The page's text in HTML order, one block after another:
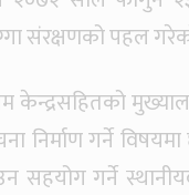
संरक्षणको पहल
केन्द्रसहितको
निर्माण गर्ने
सहयोग गर्ने